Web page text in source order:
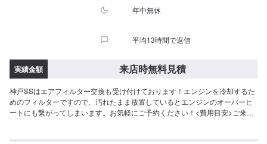
年中無休
平均13時間で返信
実績金額 来店時無料見積
神戸SSはエアフィルター交換も受け付けております！エンジンを冷却するた
めのフィルターですので、汚れたまま放置しているとエンジンのオーバーヒ
ートにも繋がってしまいます。お気軽にご予約ください！<費用目安>ご来店